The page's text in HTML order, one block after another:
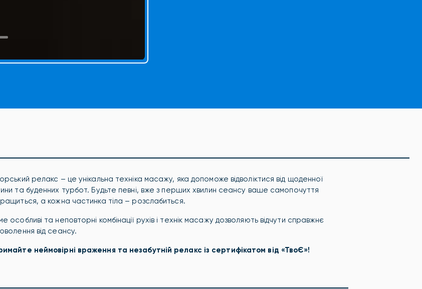
релакс – це унікальна техніка масажу, яка допоможе відволіктися від щоденної
та буденних турбот. Будьте певні, вже з перших хвилин сеансу ваше самопочуття
а кожна частинка тіла – розслабиться.
особливі та неповторні комбінації рухів і технік масажу дозволяють відчути справжнє
від сеансу.
неймовірні враження та незабутній релакс із сертифікатом від «ТвоЄ»!